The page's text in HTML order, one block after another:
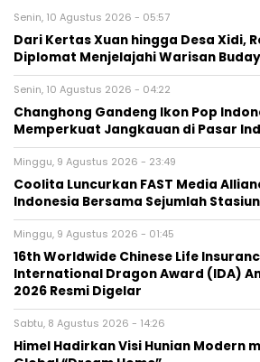
Senin, 10 Agustus 2026 - 05:57
Dari Kertas Xuan hingga Desa Xidi,
Diplomat Menjelajahi Warisan
Senin, 10 Agustus 2026 - 04:22
Changhong Gandeng Ikon Pop
Memperkuat Jangkauan di Pasar
Minggu, 9 Agustus 2026 - 23:49
Coolita Luncurkan FAST Media
Indonesia Bersama Sejumlah
Minggu, 9 Agustus 2026 - 01:45
16th Worldwide Chinese Life
International Dragon Award (IDA)
2026 Resmi Digelar
Sabtu, 8 Agustus 2026 - 14:26
Himel Hadirkan Visi Hunian Modern